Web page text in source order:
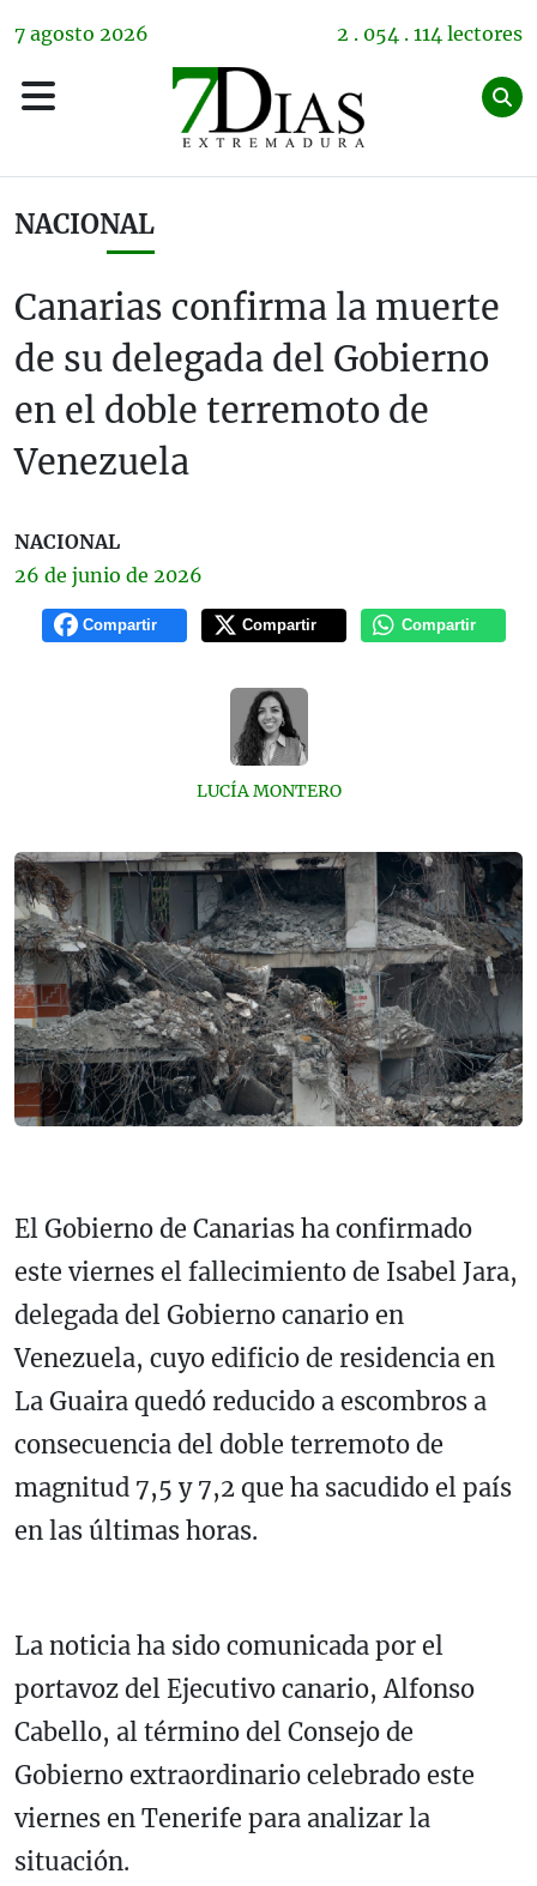
7 agosto 2026 2 . 054 . 114 lectores
NACIONAL
Canarias confirma la muerte
de su delegada del Gobierno
en el doble terremoto de
Venezuela
NACIONAL
26 de junio de 2026
Compartir Compartir Compartir
LUCÍA MONTERO
El Gobierno de Canarias ha confirmado
este viernes el fallecimiento de Isabel Jara,
delegada del Gobierno canario en
Venezuela, cuyo edificio de residencia en
La Guaira quedó reducido a escombros a
consecuencia del doble terremoto de
magnitud 7,5 y 7,2 que ha sacudido el país
en las últimas horas.
La noticia ha sido comunicada por el
portavoz del Ejecutivo canario, Alfonso
Cabello, al término del Consejo de
Gobierno extraordinario celebrado este
viernes en Tenerife para analizar la
situación.